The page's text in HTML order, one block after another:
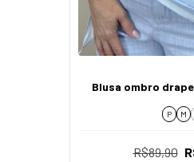
Blusa ombro
P M
R$89,90